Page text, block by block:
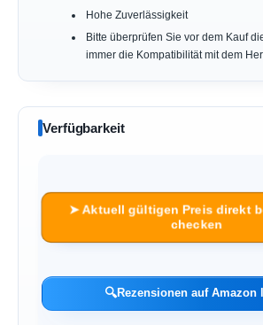
Hohe Zuverlässigkeit
Bitte überprüfen Sie vor dem Kauf
immer die Kompatibilität mit dem
Verfügbarkeit
➤ Aktuell gültigen Preis direkt
checken
🔍Rezensionen auf Amazon